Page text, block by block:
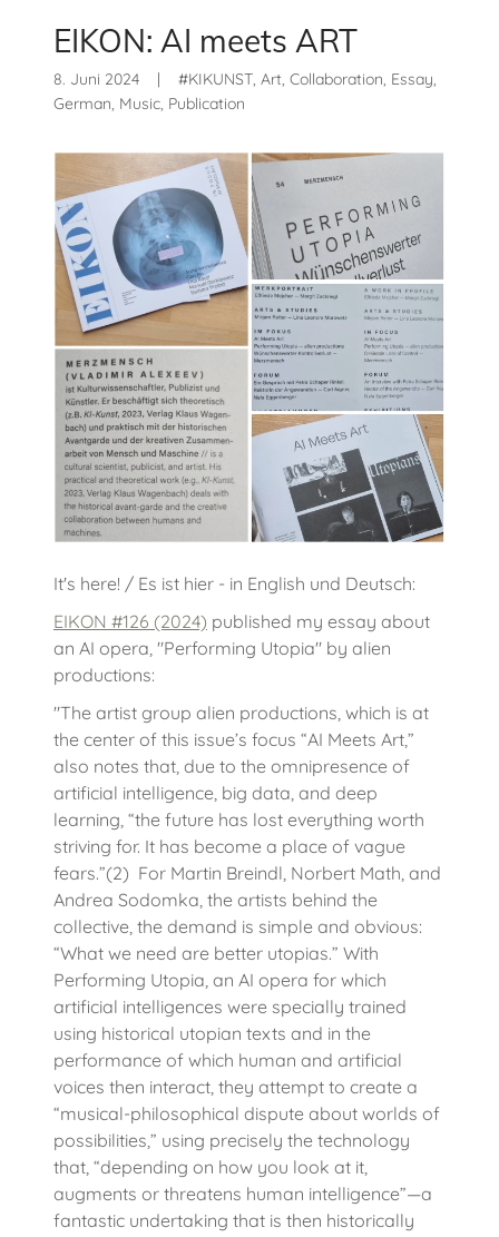
EIKON: AI meets ART
8. Juni 2024 |
#KIKUNST, Art, Collaboration, Essay,
German, Music, Publication
It's here! / Es ist hier - in English und Deutsch:
EIKON #126 (2024) published my essay about
an AI opera, "Performing Utopia" by alien
productions:
"The artist group alien productions, which is at
the center of this issue’s focus “AI Meets Art,”
also notes that, due to the omnipresence of
artificial intelligence, big data, and deep
learning, “the future has lost everything worth
striving for. It has become a place of vague
fears.”(2) For Martin Breindl, Norbert Math, and
Andrea Sodomka, the artists behind the
collective, the demand is simple and obvious:
“What we need are better utopias.” With
Performing Utopia, an AI opera for which
artificial intelligences were specially trained
using historical utopian texts and in the
performance of which human and artificial
voices then interact, they attempt to create a
“musical-philosophical dispute about worlds of
possibilities,” using precisely the technology
that, “depending on how you look at it,
augments or threatens human intelligence”—a
fantastic undertaking that is then historically